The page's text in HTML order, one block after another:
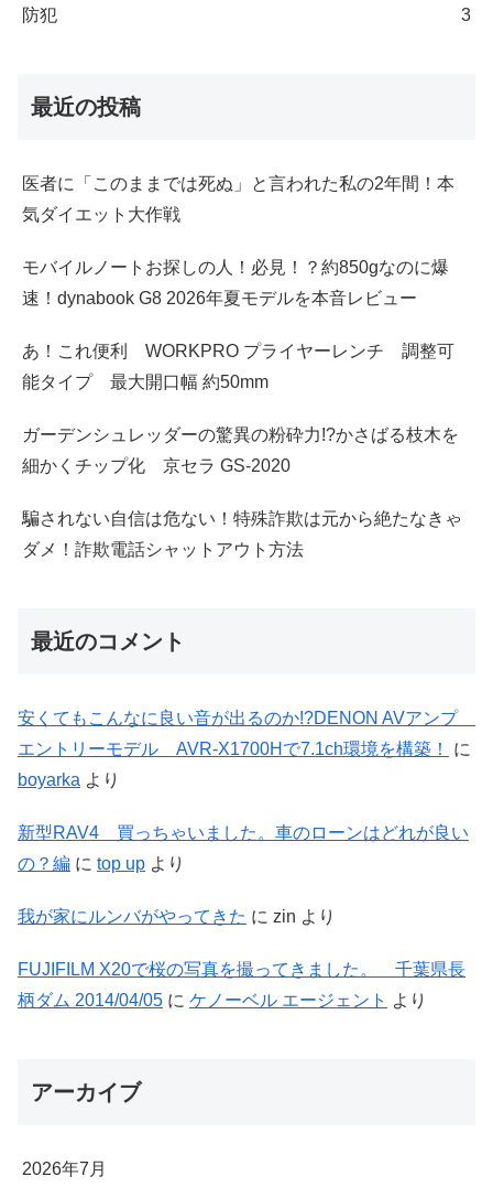
防犯 3
最近の投稿
医者に「このままでは死ぬ」と言われた私の2年間！本
気ダイエット大作戦
モバイルノートお探しの人！必見！？約850gなのに爆
速！dynabook G8 2026年夏モデルを本音レビュー
あ！これ便利 WORKPRO プライヤーレンチ 調整可
能タイプ 最大開口幅 約50mm
ガーデンシュレッダーの驚異の粉砕力!?かさばる枝木を
細かくチップ化 京セラ GS-2020
騙されない自信は危ない！特殊詐欺は元から絶たなきゃ
ダメ！詐欺電話シャットアウト方法
最近のコメント
安くてもこんなに良い音が出るのか!?DENON AVアンプ
エントリーモデル AVR-X1700Hで7.1ch環境を構築！
に
boyarka より
新型RAV4 買っちゃいました。車のローンはどれが良い
の？編 に top up より
我が家にルンバがやってきた に zin より
FUJIFILM X20で桜の写真を撮ってきました。 千葉県長
柄ダム 2014/04/05 に ケノーベル エージェント より
アーカイブ
2026年7月